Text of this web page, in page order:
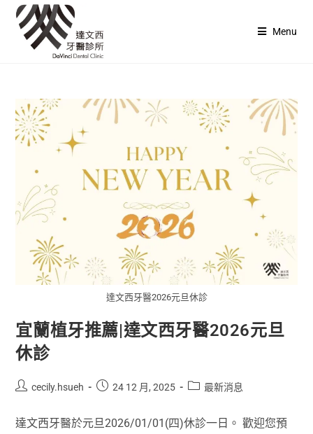
Menu
達文西牙醫2026元旦休診
宜蘭植牙推薦|達文西牙醫2026元旦
休診
cecily.hsueh 24 12 月, 2025 最新消息
達文西牙醫於元旦2026/01/01(四)休診一日。 歡迎您預